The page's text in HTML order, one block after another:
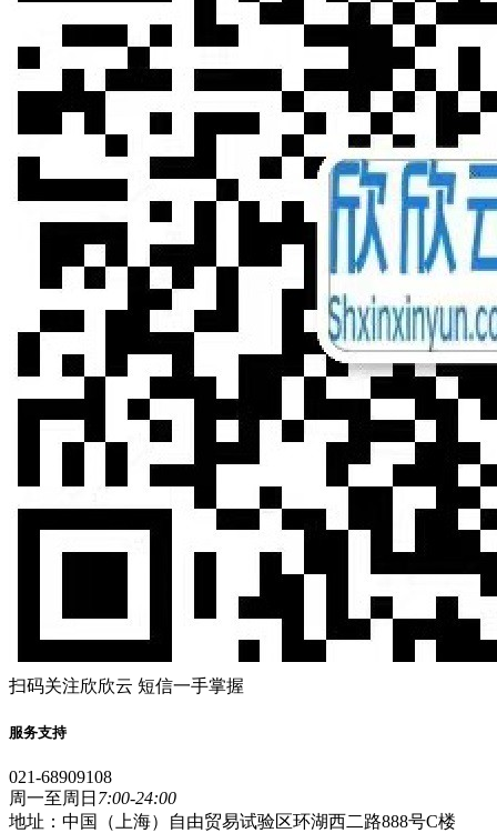
扫码关注欣欣云 短信一手掌握
服务支持
021-68909108
周一至周日 7:00-24:00
地址：中国（上海）自由贸易试验区环湖西二路888号C楼